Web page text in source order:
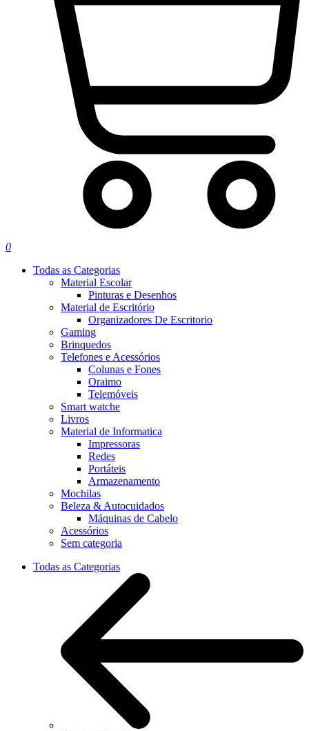
0
Todas as Categorias
Material Escolar
Pinturas e Desenhos
Material de Escritório
Organizadores De Escritorio
Gaming
Brinquedos
Telefones e Acessórios
Colunas e Fones
Oraimo
Telemóveis
Smart watche
Livros
Material de Informatica
Impressoras
Redes
Portáteis
Armazenamento
Mochilas
Beleza & Autocuidados
Máquinas de Cabelo
Acessórios
Sem categoria
Todas as Categorias